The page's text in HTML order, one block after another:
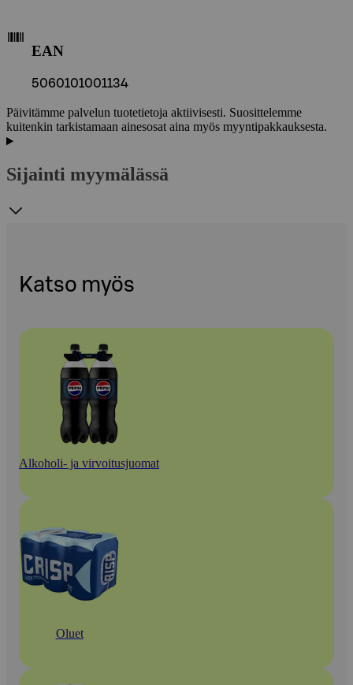
EAN
5060101001134
Päivitämme palvelun tuotetietoja aktiivisesti. Suosittelemme
kuitenkin tarkistamaan ainesosat aina myös myyntipakkauksesta.
Sijainti myymälässä
Katso myös
Alkoholi- ja virvoitusjuomat
Oluet